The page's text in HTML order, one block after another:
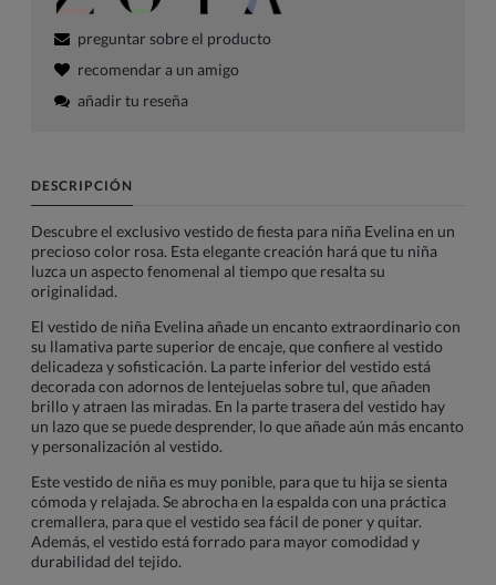
preguntar sobre el producto
recomendar a un amigo
añadir tu reseña
DESCRIPCIÓN
Descubre el exclusivo vestido de fiesta para niña Evelina en un
precioso color rosa. Esta elegante creación hará que tu niña
luzca un aspecto fenomenal al tiempo que resalta su
originalidad.
El vestido de niña Evelina añade un encanto extraordinario con
su llamativa parte superior de encaje, que confiere al vestido
delicadeza y sofisticación. La parte inferior del vestido está
decorada con adornos de lentejuelas sobre tul, que añaden
brillo y atraen las miradas. En la parte trasera del vestido hay
un lazo que se puede desprender, lo que añade aún más encanto
y personalización al vestido.
Este vestido de niña es muy ponible, para que tu hija se sienta
cómoda y relajada. Se abrocha en la espalda con una práctica
cremallera, para que el vestido sea fácil de poner y quitar.
Además, el vestido está forrado para mayor comodidad y
durabilidad del tejido.